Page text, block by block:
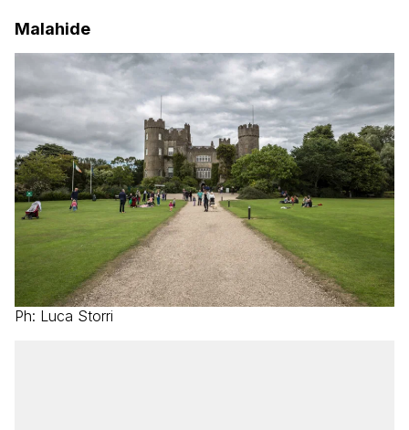
Malahide
Ph: Luca Storri